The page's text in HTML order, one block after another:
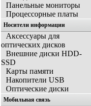
Панельные мониторы
Процессорные платы
Носители информации
Аксессуары для
оптических дисков
Внешние диски HDD-
SSD
Карты памяти
Накопители USB
Оптические диски
Мобильная связь